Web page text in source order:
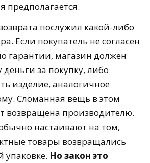
предполагается.
послужил какой-либо
Если покупатель не согласен
гарантии, магазин должен
деньги за покупку, либо
изделие, аналогичное
Сломанная вещь в этом
возвращена производителю.
настаивают на том,
товары возвращались
упаковке. Но закон это